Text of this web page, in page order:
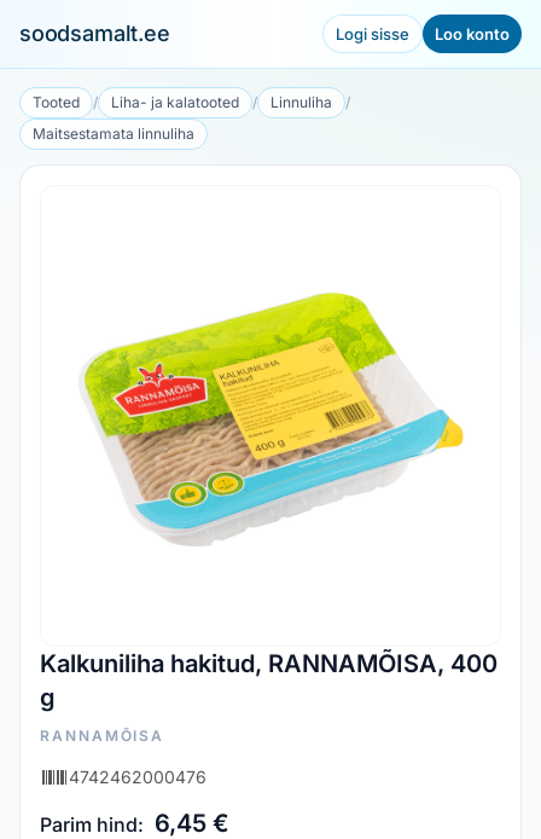
soodsamalt.ee Logi sisse Loo konto
Tooted / Liha- ja kalatooted / Linnuliha
/
Maitsestamata linnuliha
Kalkuniliha hakitud, RANNAMÕISA, 400
g
RANNAMÕISA
4742462000476
Parim hind: 6,45 €